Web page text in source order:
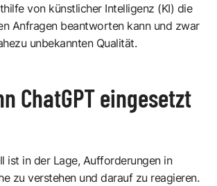
von künstlicher Intelligenz (KI) die
Anfragen beantworten kann und zwar
unbekannten Qualität.
ChatGPT eingesetzt
ist in der Lage, Aufforderungen in
zu verstehen und darauf zu reagieren.